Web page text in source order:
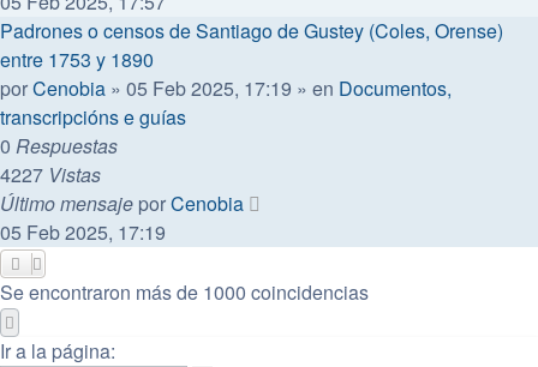
Padrones o censos de Santiago de Gustey (Coles, Orense)
entre 1753 y 1890
porCenobia » 05 Feb 2025, 17:19 » en Documentos,
transcripcións e guías
0 Respuestas
4227 Vistas
Último mensaje porCenobia
05 Feb 2025, 17:19
Se encontraron más de 1000 coincidencias
Ir a la página: